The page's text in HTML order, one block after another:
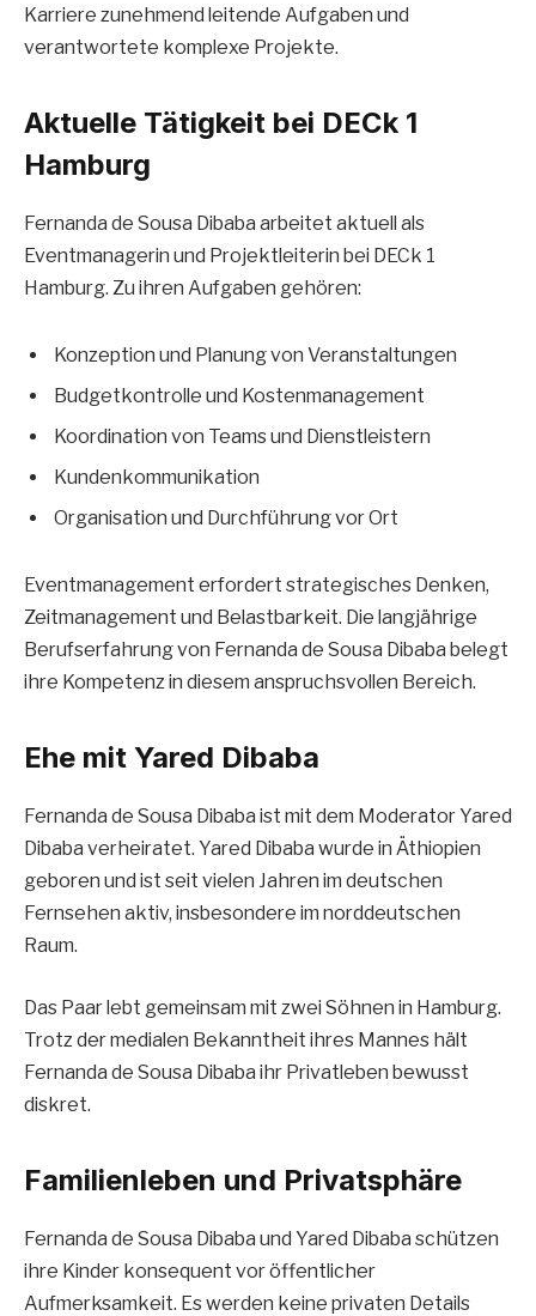
Karriere zunehmend leitende Aufgaben und
verantwortete komplexe Projekte.
Aktuelle Tätigkeit bei DECk 1
Hamburg
Fernanda de Sousa Dibaba arbeitet aktuell als
Eventmanagerin und Projektleiterin bei DECk 1
Hamburg. Zu ihren Aufgaben gehören:
Konzeption und Planung von Veranstaltungen
Budgetkontrolle und Kostenmanagement
Koordination von Teams und Dienstleistern
Kundenkommunikation
Organisation und Durchführung vor Ort
Eventmanagement erfordert strategisches Denken,
Zeitmanagement und Belastbarkeit. Die langjährige
Berufserfahrung von Fernanda de Sousa Dibaba belegt
ihre Kompetenz in diesem anspruchsvollen Bereich.
Ehe mit Yared Dibaba
Fernanda de Sousa Dibaba ist mit dem Moderator Yared
Dibaba verheiratet. Yared Dibaba wurde in Äthiopien
geboren und ist seit vielen Jahren im deutschen
Fernsehen aktiv, insbesondere im norddeutschen
Raum.
Das Paar lebt gemeinsam mit zwei Söhnen in Hamburg.
Trotz der medialen Bekanntheit ihres Mannes hält
Fernanda de Sousa Dibaba ihr Privatleben bewusst
diskret.
Familienleben und Privatsphäre
Fernanda de Sousa Dibaba und Yared Dibaba schützen
ihre Kinder konsequent vor öffentlicher
Aufmerksamkeit. Es werden keine privaten Details